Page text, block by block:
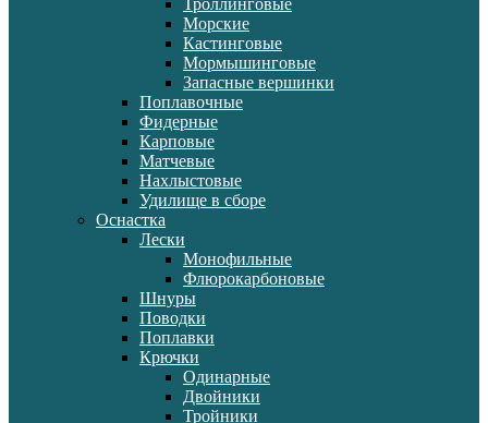
Троллинговые
Морские
Кастинговые
Мормышинговые
Запасные вершинки
Поплавочные
Фидерные
Карповые
Матчевые
Нахлыстовые
Удилище в сборе
Оснастка
Лески
Монофильные
Флюрокарбоновые
Шнуры
Поводки
Поплавки
Крючки
Одинарные
Двойники
Тройники